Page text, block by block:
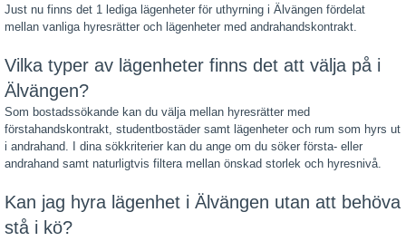
Just nu finns det 1 lediga lägenheter för uthyrning i Älvängen fördelat
mellan vanliga hyresrätter och lägenheter med andrahandskontrakt.
Vilka typer av lägenheter finns det att välja på i
Älvängen?
Som bostadssökande kan du välja mellan hyresrätter med
förstahandskontrakt, studentbostäder samt lägenheter och rum som hyrs ut
i andrahand. I dina sökkriterier kan du ange om du söker första- eller
andrahand samt naturligtvis filtera mellan önskad storlek och hyresnivå.
Kan jag hyra lägenhet i Älvängen utan att behöva
stå i kö?